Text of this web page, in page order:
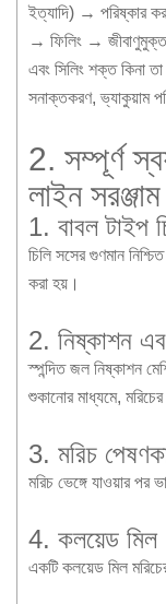
ইত্যাদি) → পরিষ্কার
→ ফিলিং →
এবং সিলিং শক্ত কিনা
সনাক্তকরণ, ভ্যাকুয়াম
2. সম্পূর্ণ
লাইন সরঞ্জাম
1. বাবল টাইপ
চিলি সসের গুণমান
করা হয়।
2. নিষ্কাশন
স্পন্দিত জল নিষ্কাশন
শুকানোর মাধ্যমে,
3. মরিচ
মরিচ ভেঙ্গে যাওয়ার পর
4. কলয়েড মিল
একটি কলয়েড মিল